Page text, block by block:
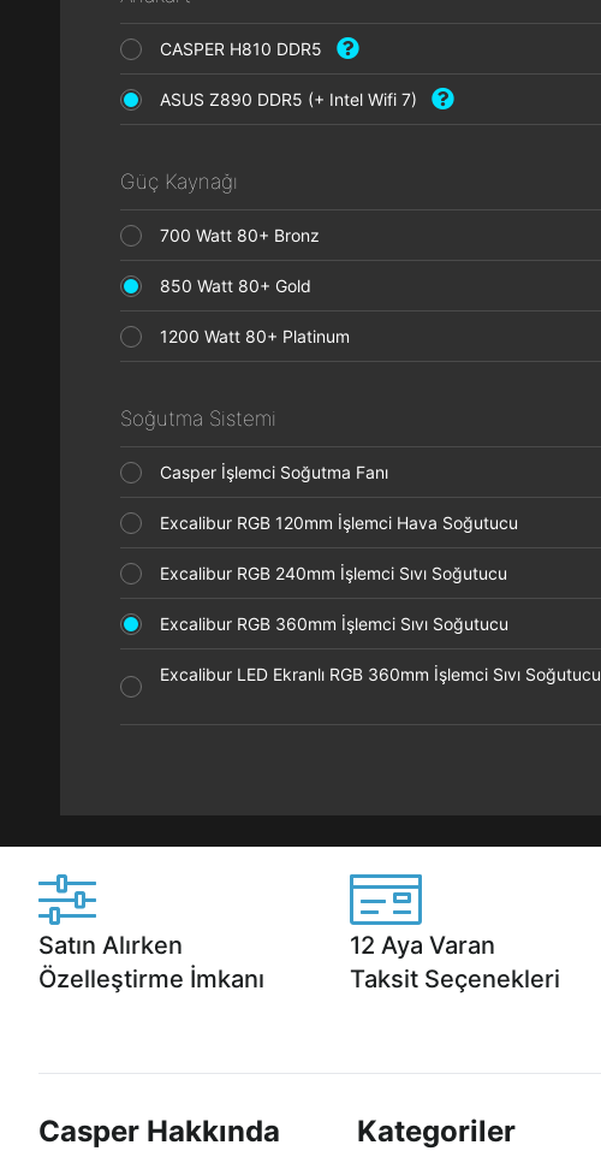
CASPER H810 DDR5
ASUS Z890 DDR5 (+ Intel Wifi 7)
Güç Kaynağı
700 Watt 80+ Bronz
850 Watt 80+ Gold
1200 Watt 80+ Platinum
Soğutma Sistemi
Casper İşlemci Soğutma Fanı
Excalibur RGB 120mm İşlemci Hava Soğutucu
Excalibur RGB 240mm İşlemci Sıvı Soğutucu
Excalibur RGB 360mm İşlemci Sıvı Soğutucu
Excalibur LED Ekranlı RGB 360mm İşlemci Sıvı Soğutucu
Satın Alırken
Özelleştirme İmkanı
12 Aya Varan
Taksit Seçenekleri
Casper Hakkında Kategoriler